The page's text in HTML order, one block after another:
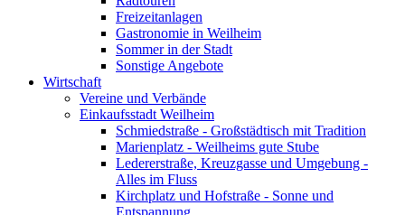
Freizeitanlagen
Gastronomie in Weilheim
Sommer in der Stadt
Sonstige Angebote
Wirtschaft
Vereine und Verbände
Einkaufsstadt Weilheim
Schmiedstraße - Großstädtisch mit Tradition
Marienplatz - Weilheims gute Stube
Ledererstraße, Kreuzgasse und Umgebung -
Alles im Fluss
Kirchplatz und Hofstraße - Sonne und
Entspannung